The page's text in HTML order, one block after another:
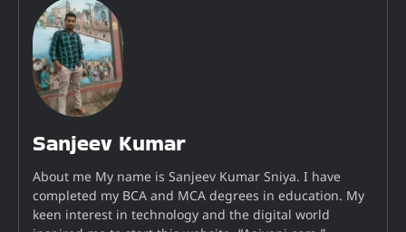
Sanjeev Kumar
About me My name is Sanjeev Kumar Sniya. I have
completed my BCA and MCA degrees in education. My
keen interest in technology and the digital world